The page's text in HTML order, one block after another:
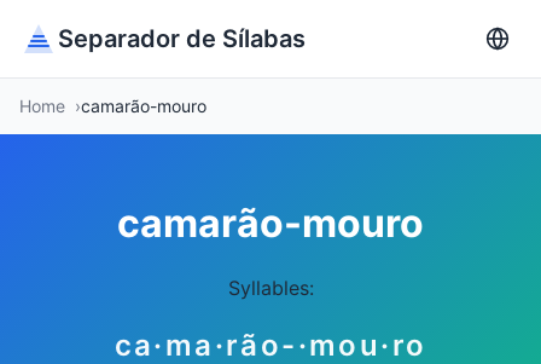
Separador de Sílabas
Home camarão-mouro
camarão-mouro
Syllables:
ca·ma·rão-·mou·ro